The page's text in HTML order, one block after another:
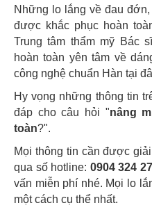
Những lo lắng về đau
được khắc phục hoàn
Trung tâm thẩm mỹ Bác
hoàn toàn yên tâm về
công nghệ chuẩn Hàn tại
Hy vọng những thông tin
đáp cho câu hỏi "nâng
toàn?".
Mọi thông tin cần được
qua số hotline: 0904 324
vấn miễn phí nhé. Mọi lo
một cách cụ thể nhất.